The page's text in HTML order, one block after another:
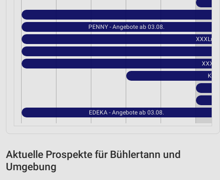
PENNY - Angebote ab 03.08.
XXXLutz
EDEKA - Angebote ab 03.08.
Aktuelle Prospekte für Bühlertann und
Umgebung